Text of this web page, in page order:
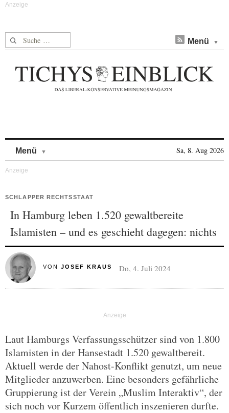
Suche nach: Menü
Menü Sa, 8. Aug 2026
SCHLAPPER RECHTSSTAAT
In Hamburg leben 1.520 gewaltbereite
Islamisten – und es geschieht dagegen: nichts
VON JOSEF KRAUS Do, 4. Juli 2024
Laut Hamburgs Verfassungsschützer sind von 1.800
Islamisten in der Hansestadt 1.520 gewaltbereit.
Aktuell werde der Nahost-Konflikt genutzt, um neue
Mitglieder anzuwerben. Eine besonders gefährliche
Gruppierung ist der Verein „Muslim Interaktiv“, der
sich noch vor Kurzem öffentlich inszenieren durfte.